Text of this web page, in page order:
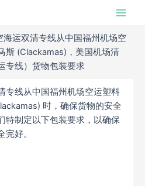
Main
海运双清专线从中国福州机场空
斯 (Clackamas)，美国机场清
专线）货物包装要求
专线从中国福州机场空运塑料
时，确保货物的安全
特制定以下包装要求，以确保
好。